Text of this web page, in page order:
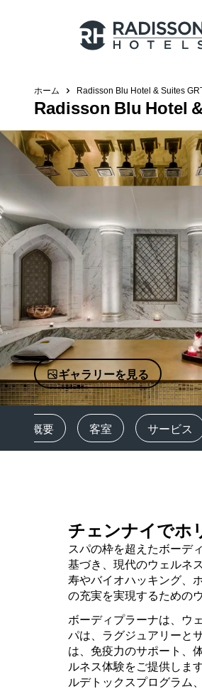
Radisson Hotels のブランド
Radisson Hotels ブランド
中国の関連ブランド
ホーム Radisson Blu Hotel & Suites
Radisson Blu Hotel
ギャラリーを見る
概要 客室 サービス
チェンナイでホ
スパの枠を超えたボーデ
基づき、現代のウェルネ
寿やバイオハッキング、
の充実を実現するための
ボーディプラーナは、ウ
パは、ラグジュアリーと
は、免疫力のサポート、
ルネス体験をご提供しま
ルデトックスプログラム